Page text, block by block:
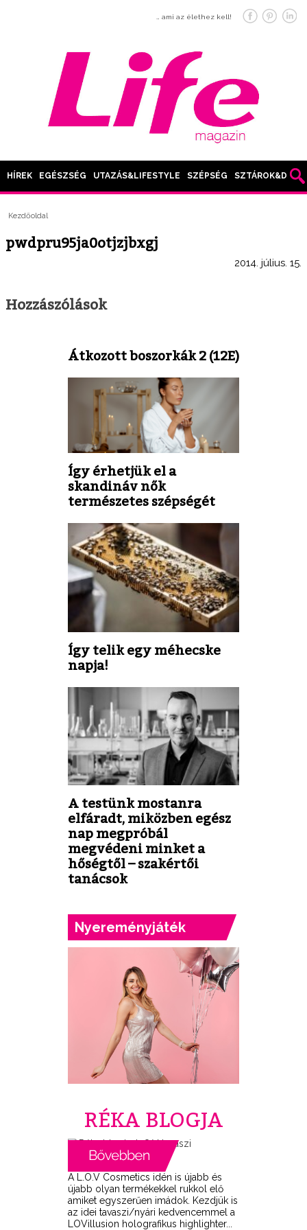
… ami az élethez kell!
HÍREK EGÉSZSÉG UTAZÁS&LIFESTYLE SZÉPSÉG SZTÁROK&DIVAT
Kezdőoldal
pwdpru95ja0otjzjbxgj
2014. július. 15.
Hozzászólások
Átkozott boszorkák 2 (12E)
Így érhetjük el a
skandináv nők
természetes szépségét
Így telik egy méhecske
napja!
A testünk mostanra
elfáradt, miközben egész
nap megpróbál
megvédeni minket a
hőségtől – szakértői
tanácsok
Nyereményjáték
RÉKA BLOGJA
A L.O.V Cosmetics idén is újabb és
újabb olyan termékekkel rukkol elő
amiket egyszerűen imádok. Kezdjük is
az idei tavaszi/nyári kedvencemmel a
LOVillusion holografikus highlighter...